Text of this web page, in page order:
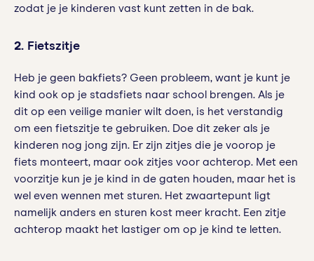
zodat je je kinderen vast kunt zetten in de bak.
2. Fietszitje
Heb je geen bakfiets? Geen probleem, want je kunt je
kind ook op je stadsfiets naar school brengen. Als je
dit op een veilige manier wilt doen, is het verstandig
om een fietszitje te gebruiken. Doe dit zeker als je
kinderen nog jong zijn. Er zijn zitjes die je voorop je
fiets monteert, maar ook zitjes voor achterop. Met een
voorzitje kun je je kind in de gaten houden, maar het is
wel even wennen met sturen. Het zwaartepunt ligt
namelijk anders en sturen kost meer kracht. Een zitje
achterop maakt het lastiger om op je kind te letten.